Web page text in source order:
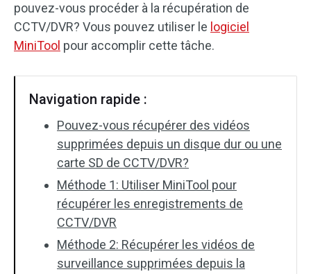
pouvez-vous procéder à la récupération de
CCTV/DVR? Vous pouvez utiliser le logiciel
MiniTool pour accomplir cette tâche.
Navigation rapide :
Pouvez-vous récupérer des vidéos
supprimées depuis un disque dur ou une
carte SD de CCTV/DVR?
Méthode 1: Utiliser MiniTool pour
récupérer les enregistrements de
CCTV/DVR
Méthode 2: Récupérer les vidéos de
surveillance supprimées depuis la